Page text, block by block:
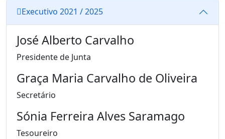
Executivo 2021 / 2025
José Alberto Carvalho
Presidente de Junta
Graça Maria Carvalho de Oliveira
Secretário
Sónia Ferreira Alves Saramago
Tesoureiro